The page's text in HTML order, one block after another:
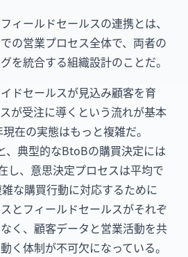
ィールドセールスの連携とは、
の営業プロセス全体で、両者の
を統合する組織設計のことだ。
ドセールスが見込み顧客を育
が受注に導くという流れが基本
在の実態はもっと複雑だ。
、典型的なBtoBの購買決定には
し、意思決定プロセスは平均で
な購買行動に対応するために
とフィールドセールスがそれぞ
く、顧客データと営業活動を共
く体制が不可欠になっている。